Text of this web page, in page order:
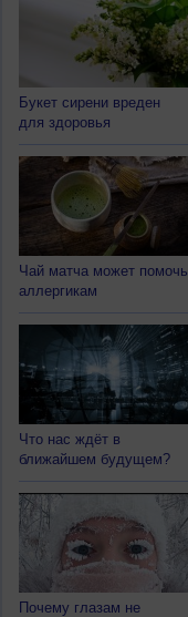
Букет сирени вреден
для здоровья
Чай матча может помочь
аллергикам
Что нас ждёт в
ближайшем будущем?
Почему глазам не